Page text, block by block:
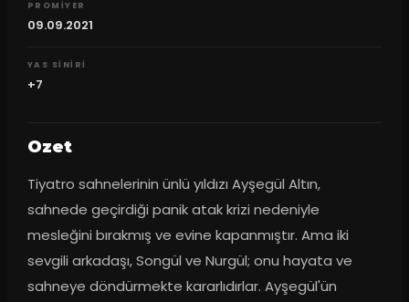
PROMIYER
09.09.2021
YAS SINIRI
+7
Ozet
Tiyatro sahnelerinin ünlü yıldızı Ayşegül Altın,
sahnede geçirdiği panik atak krizi nedeniyle
mesleğini bırakmış ve evine kapanmıştır. Ama iki
sevgili arkadaşı, Songül ve Nurgül; onu hayata ve
sahneye döndürmekte kararlıdırlar. Ayşegül'ün